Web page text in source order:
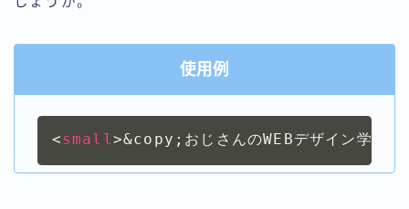
使用例
<small>&copy; おじさんのWEBデザイン学習ま